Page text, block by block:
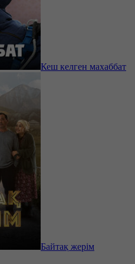
Кеш келген махаббат
Байтақ жерім